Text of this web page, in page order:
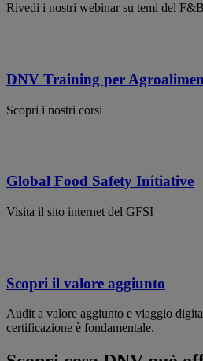
Rivedi i nostri webinar su temi del
DNV Training per
Scopri i nostri corsi
Global Food Safety Initiative
Visita il sito internet del GFSI
Scopri il valore aggiunto
Audit a valore aggiunto e viaggio
certificazione è fondamentale.